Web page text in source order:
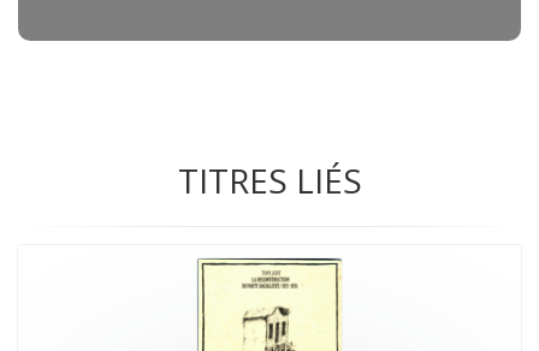
TITRES LIÉS